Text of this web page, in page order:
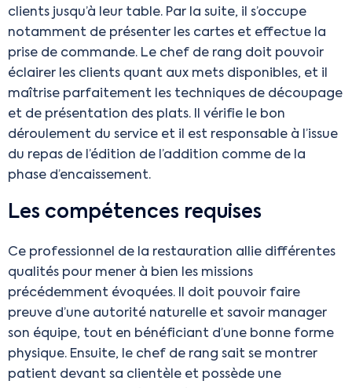
clients jusqu’à leur table. Par la suite, il s’occupe
notamment de présenter les cartes et effectue la
prise de commande. Le chef de rang doit pouvoir
éclairer les clients quant aux mets disponibles, et il
maîtrise parfaitement les techniques de découpage
et de présentation des plats. Il vérifie le bon
déroulement du service et il est responsable à l’issue
du repas de l’édition de l’addition comme de la
phase d’encaissement.
Les compétences requises
Ce professionnel de la restauration allie différentes
qualités pour mener à bien les missions
précédemment évoquées. Il doit pouvoir faire
preuve d’une autorité naturelle et savoir manager
son équipe, tout en bénéficiant d’une bonne forme
physique. Ensuite, le chef de rang sait se montrer
patient devant sa clientèle et possède une